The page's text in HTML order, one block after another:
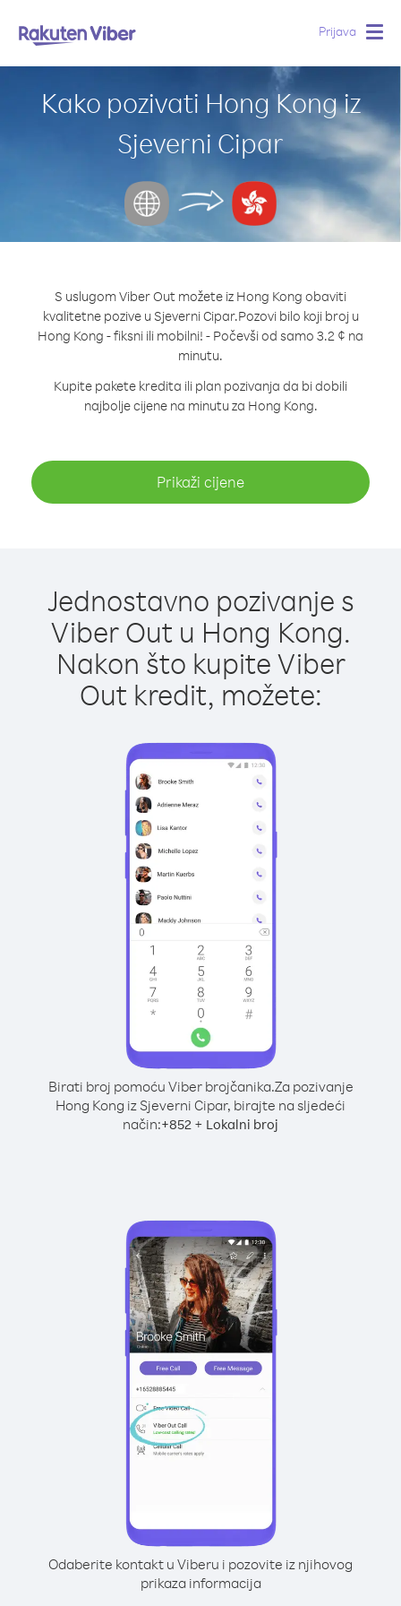
Prijava
Kako pozivati Hong Kong iz
Sjeverni Cipar
S uslugom Viber Out možete iz Hong Kong obaviti
kvalitetne pozive u Sjeverni Cipar.Pozovi bilo koji broj u
Hong Kong - fiksni ili mobilni! - Počevši od samo 3.2 ¢ na
minutu.
Kupite pakete kredita ili plan pozivanja da bi dobili
najbolje cijene na minutu za Hong Kong.
Prikaži cijene
Jednostavno pozivanje s
Viber Out u Hong Kong.
Nakon što kupite Viber
Out kredit, možete:
Birati broj pomoću Viber brojčanika.Za pozivanje
Hong Kong iz Sjeverni Cipar, birajte na sljedeći
način:+852 + Lokalni broj
Odaberite kontakt u Viberu i pozovite iz njihovog
prikaza informacija